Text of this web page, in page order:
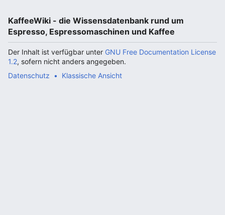
KaffeeWiki - die Wissensdatenbank rund um
Espresso, Espressomaschinen und Kaffee
Der Inhalt ist verfügbar unter GNU Free Documentation License
1.2, sofern nicht anders angegeben.
Datenschutz
Klassische Ansicht